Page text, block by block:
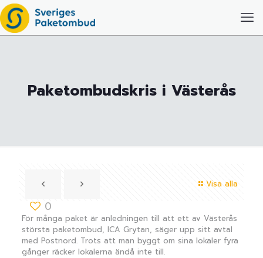
Paketombudskris i Västerås
Visa alla
0
För många paket är anledningen till att ett av Västerås
största paketombud, ICA Grytan, säger upp sitt avtal
med Postnord. Trots att man byggt om sina lokaler fyra
gånger räcker lokalerna ändå inte till.